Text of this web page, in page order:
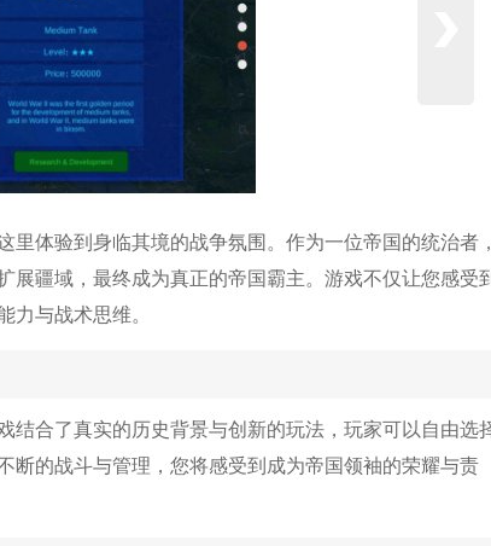
体验到身临其境的战争氛围。作为一位帝国的统治者，
疆域，最终成为真正的帝国霸主。游戏不仅让您感受
与战术思维。
结合了真实的历史背景与创新的玩法，玩家可以自由选
断的战斗与管理，您将感受到成为帝国领袖的荣耀与责